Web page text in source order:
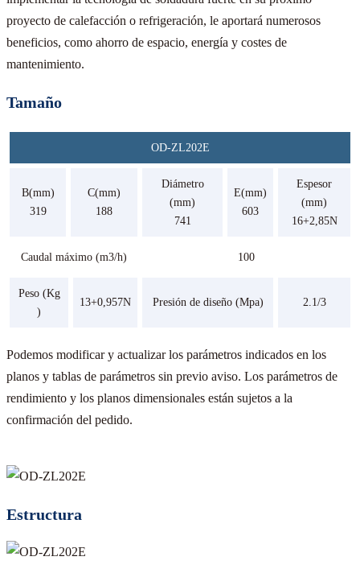
proyecto de calefacción o refrigeración, le aportará numerosos
beneficios, como ahorro de espacio, energía y costes de
mantenimiento.
Tamaño
OD-ZL202E
B(mm)
319
C(mm)
188
Diámetro
(mm)
741
E(mm)
603
Espesor
(mm)
16+2,85N
Caudal máximo (m3/h) 100
Peso (Kg
)
13+0,957N Presión de diseño (Mpa) 2.1/3
Podemos modificar y actualizar los parámetros indicados en los
planos y tablas de parámetros sin previo aviso. Los parámetros de
rendimiento y los planos dimensionales están sujetos a la
confirmación del pedido.
Estructura